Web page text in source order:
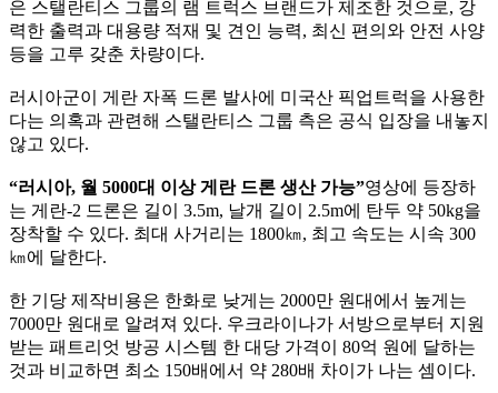
은 스탤란티스 그룹의 램 트럭스 브랜드가 제조한 것으로, 강
력한 출력과 대용량 적재 및 견인 능력, 최신 편의와 안전 사양
등을 고루 갖춘 차량이다.
러시아군이 게란 자폭 드론 발사에 미국산 픽업트럭을 사용한
다는 의혹과 관련해 스탤란티스 그룹 측은 공식 입장을 내놓지
않고 있다.
“러시아, 월 5000대 이상 게란 드론 생산 가능”영상에 등장하
는 게란-2 드론은 길이 3.5m, 날개 길이 2.5m에 탄두 약 50kg을
장착할 수 있다. 최대 사거리는 1800㎞, 최고 속도는 시속 300
㎞에 달한다.
한 기당 제작비용은 한화로 낮게는 2000만 원대에서 높게는
7000만 원대로 알려져 있다. 우크라이나가 서방으로부터 지원
받는 패트리엇 방공 시스템 한 대당 가격이 80억 원에 달하는
것과 비교하면 최소 150배에서 약 280배 차이가 나는 셈이다.